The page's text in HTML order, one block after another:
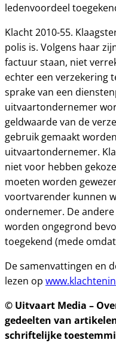
ledenvoordeel
Klacht 2010-55.
polis is. Volgens haar
factuur staan, niet
echter een verzekering
sprake van een
uitvaartondernemer
geldwaarde van de
gebruik gemaakt
uitvaartondernemer.
niet voor hebben
moeten worden
voortvarender kunnen
ondernemer. De
worden ongegrond
toegekend (mede
De samenvattingen en
lezen op
© Uitvaart Media –
gedeelten van
schriftelijke